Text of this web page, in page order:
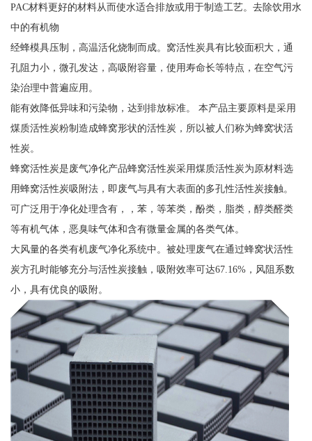
PAC材料更好的材料从而使水适合排放或用于制造工艺。去除饮用水
中的有机物
经蜂模具压制，高温活化烧制而成。窝活性炭具有比较面积大，通
孔阻力小，微孔发达，高吸附容量，使用寿命长等特点，在空气污
染治理中普遍应用。
能有效降低异味和污染物，达到排放标准。 本产品主要原料是采用
煤质活性炭粉制造成蜂窝形状的活性炭，所以被人们称为蜂窝状活
性炭。
蜂窝活性炭是废气净化产品蜂窝活性炭采用煤质活性炭为原材料选
用蜂窝活性炭吸附法，即废气与具有大表面的多孔性活性炭接触。
可广泛用于净化处理含有，，苯，等苯类，酚类，脂类，醇类醛类
等有机气体，恶臭味气体和含有微量金属的各类气体。
大风量的各类有机废气净化系统中。被处理废气在通过蜂窝状活性
炭方孔时能够充分与活性炭接触，吸附效率可达67.16%，风阻系数
小，具有优良的吸附。